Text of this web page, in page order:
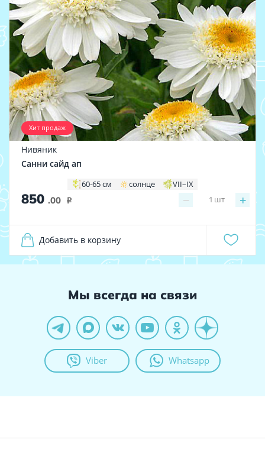
Хит продаж
Нивяник
Санни сайд ап
60-65 см солнце VII–IX
850 .00 i − +
1 шт
Добавить в корзину
Мы всегда на связи
Viber Whatsapp